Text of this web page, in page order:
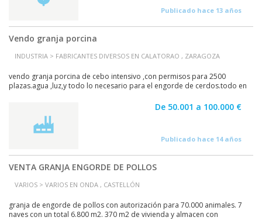
Publicado hace 13 años
Vendo granja porcina
INDUSTRIA > FABRICANTES DIVERSOS EN CALATORAO , ZARAGOZA
vendo granja porcina de cebo intensivo ,con permisos para 2500
plazas.agua ,luz,y todo lo necesario para el engorde de cerdos.todo en
De 50.001 a 100.000 €
Publicado hace 14 años
VENTA GRANJA ENGORDE DE POLLOS
VARIOS > VARIOS EN ONDA , CASTELLÓN
granja de engorde de pollos con autorización para 70.000 animales. 7
naves con un total 6.800 m2. 370 m2 de vivienda y almacen con